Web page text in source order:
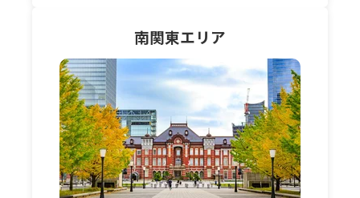
南関東エリア